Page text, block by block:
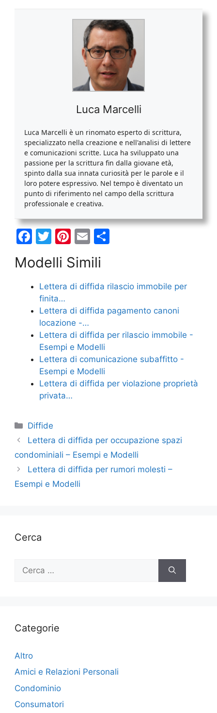
Luca Marcelli
Luca Marcelli è un rinomato esperto di scrittura,
specializzato nella creazione e nell'analisi di lettere
e comunicazioni scritte. Luca ha sviluppato una
passione per la scrittura fin dalla giovane età,
spinto dalla sua innata curiosità per le parole e il
loro potere espressivo. Nel tempo è diventato un
punto di riferimento nel campo della scrittura
professionale e creativa.
F
c
e
b
o
o
k
T
itt
er
Pi
er
e
E
ai
l
di
di
Modelli Simili
Lettera di diffida rilascio immobile per
finita…
Lettera di diffida pagamento canoni
locazione -…
Lettera di diffida per rilascio immobile -
Esempi e Modelli
Lettera di comunicazione subaffitto -
Esempi e Modelli
Lettera di diffida per violazione proprietà
privata…
Categorie
Diffide
Lettera di diffida per occupazione spazi
condominiali – Esempi e Modelli
Lettera di diffida per rumori molesti –
Esempi e Modelli
Cerca
per:
Categorie
Altro
Amici e Relazioni Personali
Condominio
Consumatori